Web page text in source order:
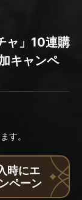
ャ」10連購
キャンペ
す。
時にエ
ペーン